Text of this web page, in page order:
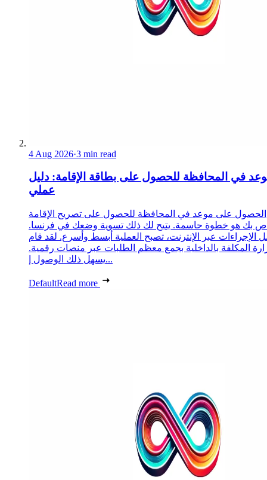
4 Aug 2026·3 min read
في المحافظة للحصول على بطاقة الإقامة: دليل
عملي
الحصول على موعد في المحافظة للحصول على تصريح الإقامة
بك هو خطوة حاسمة. يتيح لك ذلك تسوية وضعك في فرنسا.
الإجراءات عبر الإنترنت، تصبح العملية أبسط وأسرع. لقد قام
المكلفة بالداخلية بجمع معظم الطلبات عبر منصات رقمية.
يسهل ذلك الوصول إ...
DefaultRead more